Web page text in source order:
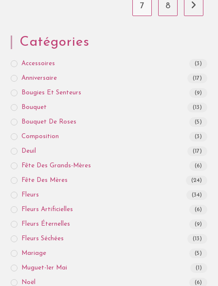
7 8
Catégories
Accessoires (3)
Anniversaire (17)
Bougies Et Senteurs (9)
Bouquet (13)
Bouquet De Roses (5)
Composition (3)
Deuil (17)
Fête Des Grands-Mères (6)
Fête Des Mères (24)
Fleurs (34)
Fleurs Artificielles (6)
Fleurs Éternelles (9)
Fleurs Séchées (13)
Mariage (5)
Muguet-1er Mai (1)
Noël (6)